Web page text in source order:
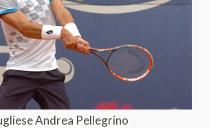
Andrea Pellegrino